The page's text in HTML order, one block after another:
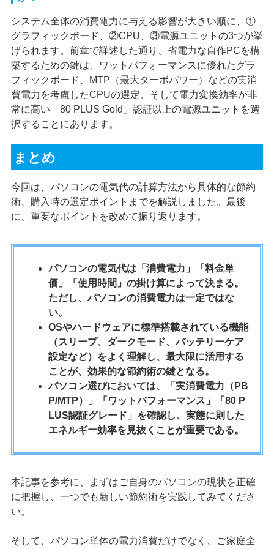
システム全体の消費電力に与える影響が大きい順に、①
グラフィックボード、②CPU、③電源ユニットの3つが挙
げられます。前章で詳述した通り、省電力な自作PCを構
築するための鍵は、ワットパフォーマンスに優れたグラ
フィックボード、MTP（最大ターボパワー）などの実消
費電力を考慮したCPUの選定、そして電力変換効率が非
常に高い「80 PLUS Gold」認証以上の電源ユニットを選
択することにあります。
まとめ
今回は、パソコンの電気代の計算方法から具体的な節約
術、購入時の選定ポイントまでを解説しました。最後
に、重要なポイントを改めて振り返ります。
パソコンの電気代は「消費電力」「料金単
価」「使用時間」の掛け算によって決まる。
ただし、パソコンの消費電力は一定ではな
い。
OSやハードウェアに標準搭載されている機能
（スリープ、ダークモード、バッテリーケア
設定など）をよく理解し、最大限に活用する
ことが、効果的な節約術の鍵となる。
パソコン選びにおいては、「実消費電力（PB
P/MTP）」「ワットパフォーマンス」「80 P
LUS認証グレード」を確認し、実態に則した
エネルギー効率を見抜くことが重要である。
本記事を参考に、まずはご自身のパソコンの現状を正確
に把握し、一つでも新しい節約術を実践してみてくださ
い。
そして、パソコン単体の電力消費だけでなく、ご家庭全